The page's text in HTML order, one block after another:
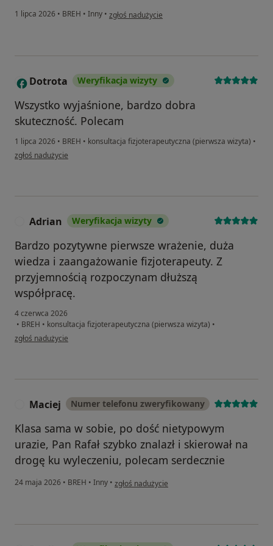
1 lipca 2026 • BREH • Inny • w opinii użytkownika Bożena C.
zgłoś nadużycie
D Dotrota Weryfikacja wizyty
Wszystko wyjaśnione, bardzo dobra
skuteczność. Polecam
1 lipca 2026 • BREH • konsultacja fizjoterapeutyczna (pierwsza wizyta) •
w opinii użytkownika Dotrota
zgłoś nadużycie
Adrian Weryfikacja wizyty
Bardzo pozytywne pierwsze wrażenie, duża
wiedza i zaangażowanie fizjoterapeuty. Z
przyjemnością rozpoczynam dłuższą
współpracę.
4 czerwca 2026
• BREH • konsultacja fizjoterapeutyczna (pierwsza wizyta) •
w opinii użytkownika Adrian
zgłoś nadużycie
Maciej Numer telefonu zweryfikowany
Klasa sama w sobie, po dość nietypowym
urazie, Pan Rafał szybko znalazł i skierował na
drogę ku wyleczeniu, polecam serdecznie
24 maja 2026 • BREH • Inny • w opinii użytkownika Maciej
zgłoś nadużycie